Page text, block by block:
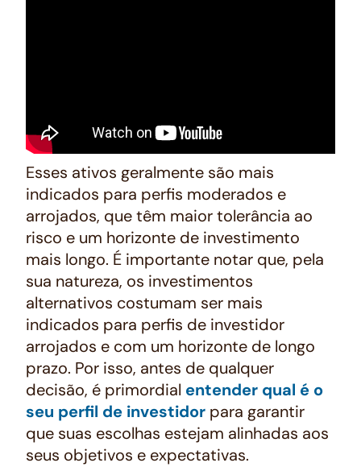
Esses ativos geralmente são mais
indicados para perfis moderados e
arrojados, que têm maior tolerância ao
risco e um horizonte de investimento
mais longo. É importante notar que, pela
sua natureza, os investimentos
alternativos costumam ser mais
indicados para perfis de investidor
arrojados e com um horizonte de longo
prazo. Por isso, antes de qualquer
decisão, é primordial entender qual é o
seu perfil de investidor para garantir
que suas escolhas estejam alinhadas aos
seus objetivos e expectativas.